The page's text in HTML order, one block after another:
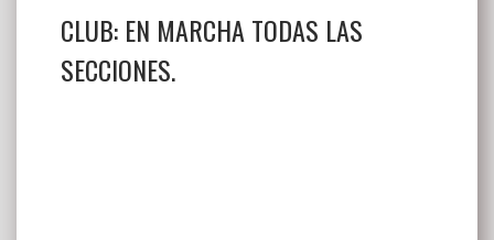
CLUB: EN MARCHA TODAS LAS
SECCIONES.